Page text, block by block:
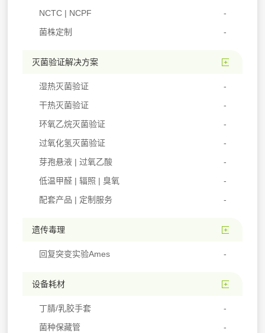
NCTC | NCPF
菌株定制
灭菌验证解决方案
湿热灭菌验证
干热灭菌验证
环氧乙烷灭菌验证
过氧化氢灭菌验证
芽孢悬液 | 过氧乙酸
低温甲醛 | 辐照 | 臭氧
配套产品 | 定制服务
遗传毒理
回复突变实验Ames
设备耗材
丁腈/乳胶手套
菌种保藏管